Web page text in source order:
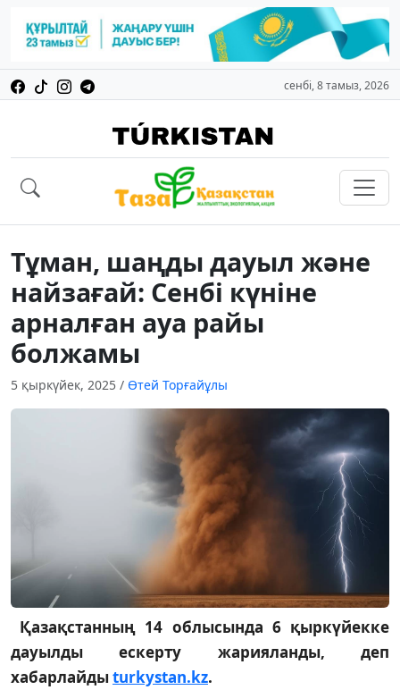
сенбі, 8 тамыз, 2026
Тұман, шаңды дауыл және
найзағай: Сенбі күніне
арналған ауа райы
болжамы
5 қыркүйек, 2025 / Өтей Торғайұлы
Қазақстанның 14 облысында 6 қыркүйекке
дауылды ескерту жарияланды, деп
хабарлайдыturkystan.kz.